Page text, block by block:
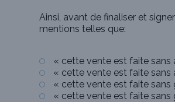
Ainsi, avant de finaliser et
mentions telles que:
« cette vente est faite sans
« cette vente est faite sans
« cette vente est faite sans
« cette vente est faite sans